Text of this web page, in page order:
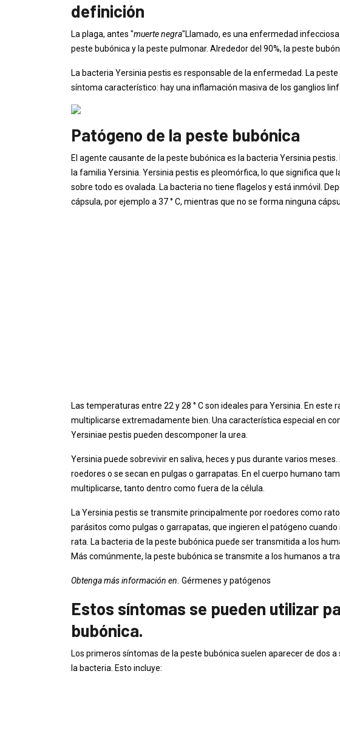
definición
La plaga, antes "muerte negra"Llamado, es una enfermedad
peste bubónica y la peste pulmonar. Alrededor del 90%, la peste
La bacteria Yersinia pestis es responsable de la enfermedad. La
síntoma característico: hay una inflamación masiva de los ganglios
Patógeno de la peste bubónica
El agente causante de la peste bubónica es la bacteria Yersinia
la familia Yersinia. Yersinia pestis es pleomórfica, lo que significa
sobre todo es ovalada. La bacteria no tiene flagelos y está inmóvil.
cápsula, por ejemplo a 37 ° C, mientras que no se forma ninguna
Las temperaturas entre 22 y 28 ° C son ideales para Yersinia. En
multiplicarse extremadamente bien. Una característica especial en
Yersiniae pestis pueden descomponer la urea.
Yersinia puede sobrevivir en saliva, heces y pus durante varios
roedores o se secan en pulgas o garrapatas. En el cuerpo humano
multiplicarse, tanto dentro como fuera de la célula.
La Yersinia pestis se transmite principalmente por roedores como
parásitos como pulgas o garrapatas, que ingieren el patógeno
rata. La bacteria de la peste bubónica puede ser transmitida a los
Más comúnmente, la peste bubónica se transmite a los humanos a
Obtenga más información en. Gérmenes y patógenos
Estos síntomas se pueden utilizar
bubónica.
Los primeros síntomas de la peste bubónica suelen aparecer de dos
la bacteria. Esto incluye: